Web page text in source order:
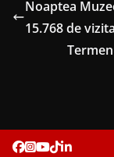
Noaptea
15.768 de